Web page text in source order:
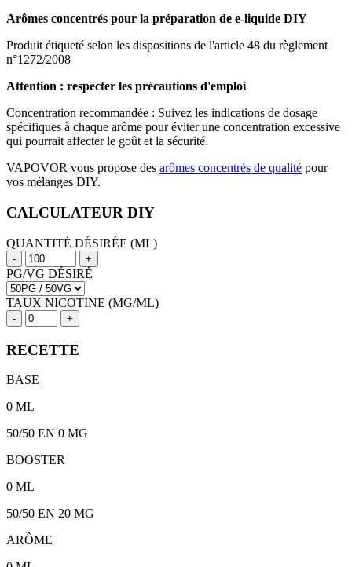
Arômes concentrés pour la préparation de e-liquide DIY
Produit étiqueté selon les dispositions de l'article 48 du règlement
n°1272/2008
Attention : respecter les précautions d'emploi
Concentration recommandée : Suivez les indications de dosage
spécifiques à chaque arôme pour éviter une concentration excessive
qui pourrait affecter le goût et la sécurité.
VAPOVOR vous propose des arômes concentrés de qualité pour
vos mélanges DIY.
CALCULATEUR DIY
QUANTITÉ DÉSIRÉE (ML)
- +
PG/VG DÉSIRÉ
TAUX NICOTINE (MG/ML)
- +
RECETTE
BASE
0 ML
50/50 EN 0 MG
BOOSTER
0 ML
50/50 EN 20 MG
ARÔME